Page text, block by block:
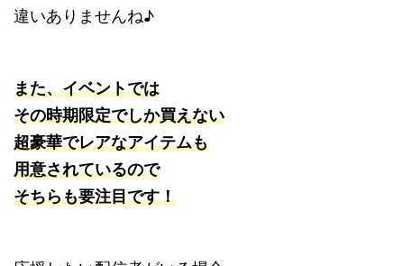
違いありませんね♪
また、イベントでは
その時期限定でしか買えない
超豪華でレアなアイテムも
用意されているので
そちらも要注目です！